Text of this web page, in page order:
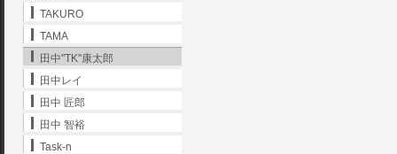
TAKURO
TAMA
田中"TK"康太郎
田中レイ
田中 匠郎
田中 智裕
Task-n